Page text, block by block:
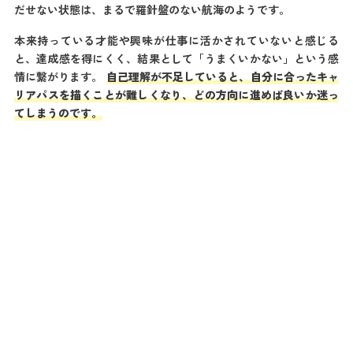
だせない状態は、まるで羅針盤のない航海のようです。
本来持っている才能や興味が仕事に活かされていないと感じる
と、達成感を得にくく、結果として「うまくいかない」という感
情に繋がります。 自己理解が不足していると、自分に合ったキャ
リアパスを描くことが難しくなり、どの方向に進めば良いか迷っ
てしまうのです。